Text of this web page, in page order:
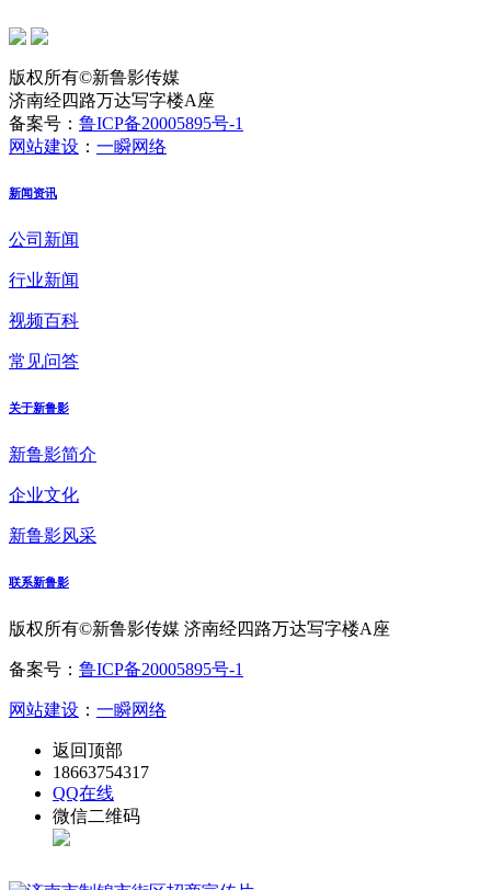
版权所有©新鲁影传媒
济南经四路万达写字楼A座
备案号： 鲁ICP备20005895号-1
网站建设 ： 一瞬网络
新闻资讯
公司新闻
行业新闻
视频百科
常见问答
关于新鲁影
新鲁影简介
企业文化
新鲁影风采
联系新鲁影
版权所有©新鲁影传媒 济南经四路万达写字楼A座
备案号： 鲁ICP备20005895号-1
网站建设 ： 一瞬网络
返回顶部
18663754317
QQ在线
微信二维码